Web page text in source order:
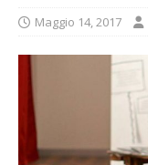
Maggio 14, 2017